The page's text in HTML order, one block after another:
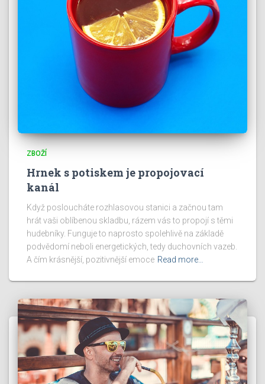
ZBOŽÍ
Hrnek s potiskem je propojovací
kanál
Když posloucháte rozhlasovou stanici a začnou tam
hrát vaši oblíbenou skladbu, rázem vás to propojí s těmi
hudebníky. Funguje to naprosto spolehlivě na základě
podvědomí neboli energetických, tedy duchovních vazeb.
A čím krásnější, pozitivnější emoce Read more…